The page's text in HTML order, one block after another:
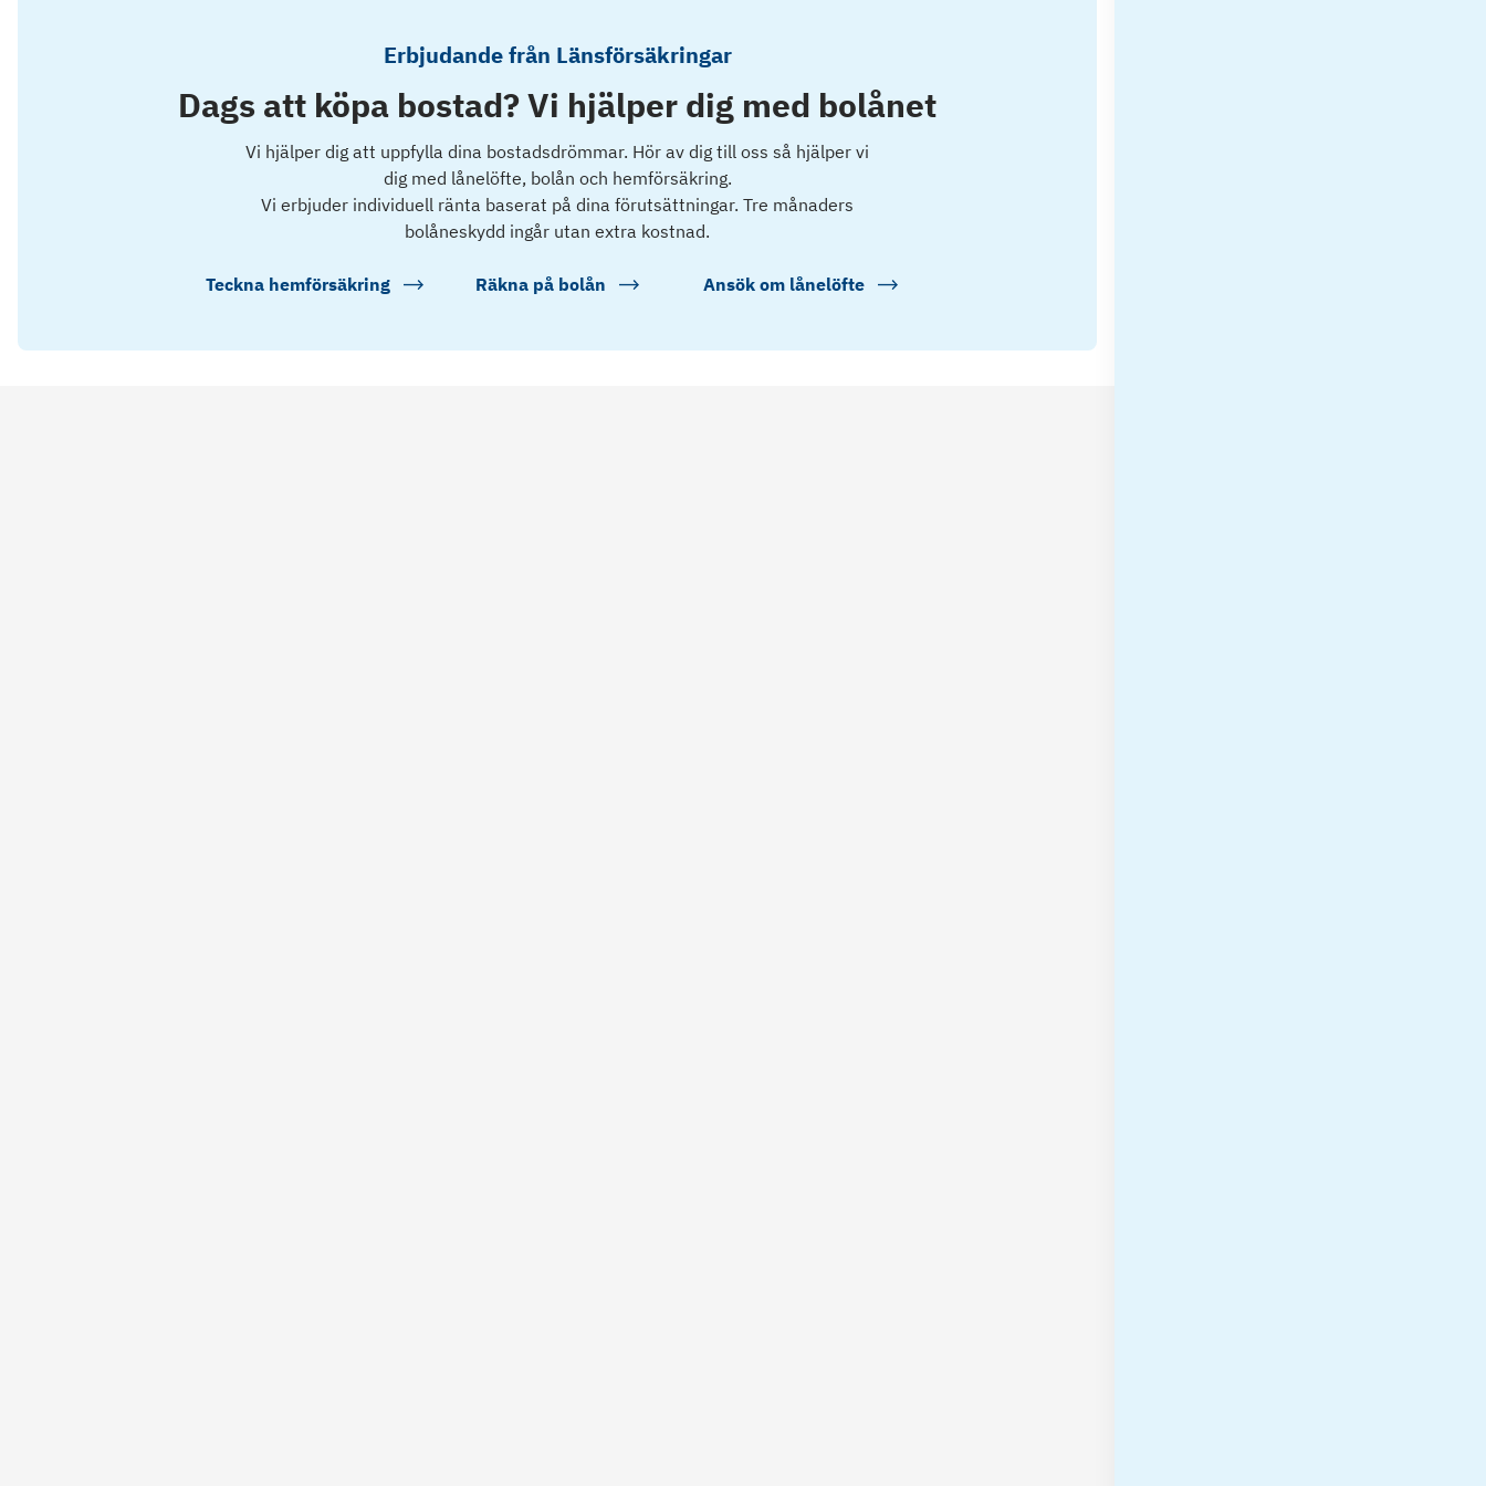
Erbjudande från Länsförsäkringar
Dags att köpa bostad? Vi hjälper dig med bolånet
Vi hjälper dig att uppfylla dina bostadsdrömmar. Hör av dig till oss så hjälper vi
dig med lånelöfte, bolån och hemförsäkring.
Vi erbjuder individuell ränta baserat på dina förutsättningar. Tre månaders
bolåneskydd ingår utan extra kostnad.
Teckna hemförsäkring Räkna på bolån Ansök om lånelöfte